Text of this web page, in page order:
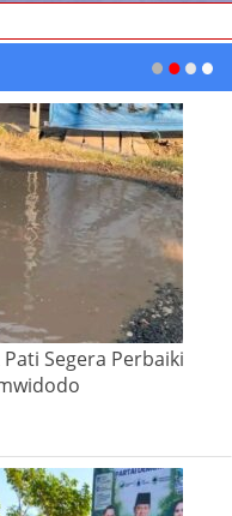
Segera Perbaiki